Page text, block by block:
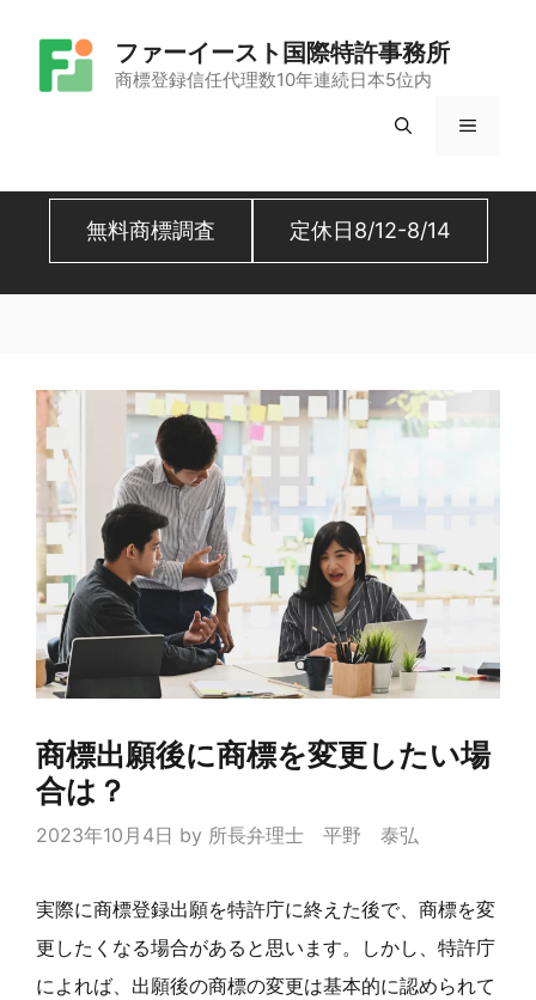
ファーイースト国際特許事務所
商標登録信任代理数10年連続日本5位内
メ
無料商標調査 定休日8/12-8/14
商標出願後に商標を変更したい場
合は？
2023年10月4日 by 所長弁理士 平野 泰弘
実際に商標登録出願を特許庁に終えた後で、商標を変
更したくなる場合があると思います。しかし、特許庁
によれば、出願後の商標の変更は基本的に認められて